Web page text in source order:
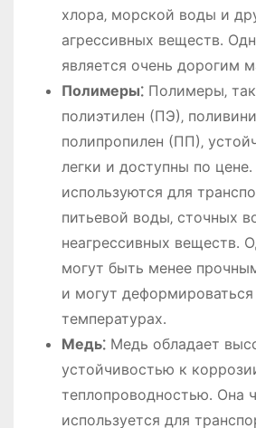
хлора‚ морской воды и
агрессивных веществ․
является очень дорогим
Полимеры⁚Полимеры‚
полиэтилен (ПЭ)‚
полипропилен (ПП)‚
легки и доступны по
используются для
питьевой воды‚ сточных
неагрессивных веществ․
могут быть менее
и могут
температурах․
Медь⁚Медь обладает
устойчивостью к
теплопроводностью․ Она
используется для